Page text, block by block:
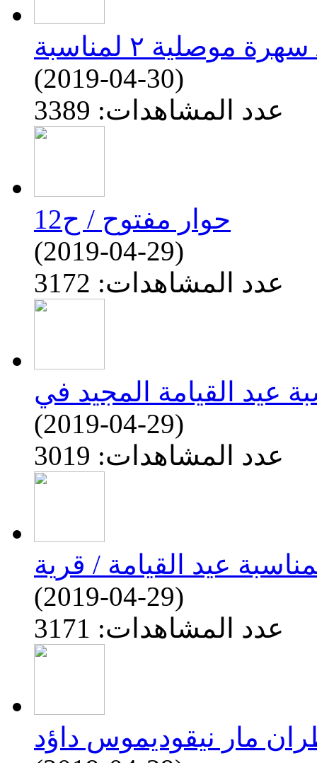
(2019-04-30)
عدد المشاهدات: 3389
حوار مفتوح / ح12
(2019-04-29)
عدد المشاهدات: 3172
(2019-04-29)
عدد المشاهدات: 3019
(2019-04-29)
عدد المشاهدات: 3171